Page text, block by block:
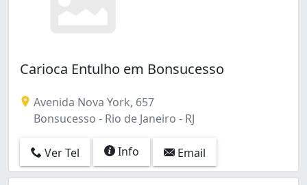
Carioca Entulho em Bonsucesso
Avenida Nova York, 657
Bonsucesso - Rio de Janeiro - RJ
Ver Tel Info Email